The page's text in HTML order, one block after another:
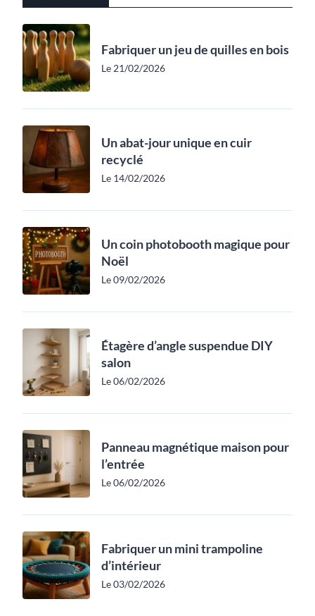
Fabriquer un jeu de quilles en bois
Le 21/02/2026
Un abat-jour unique en cuir
recyclé
Le 14/02/2026
Un coin photobooth magique pour
Noël
Le 09/02/2026
Étagère d’angle suspendue DIY
salon
Le 06/02/2026
Panneau magnétique maison pour
l’entrée
Le 06/02/2026
Fabriquer un mini trampoline
d’intérieur
Le 03/02/2026